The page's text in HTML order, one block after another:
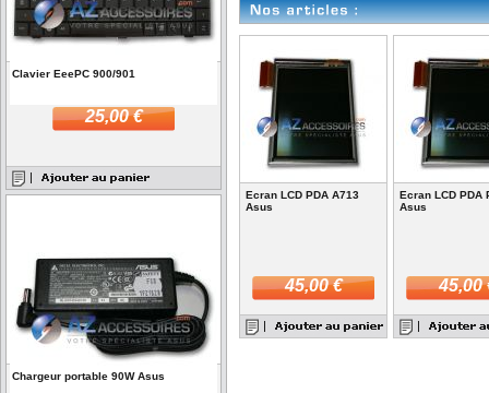
Clavier EeePC 900/901
25,00 €
Chargeur portable 90W Asus
Ecran LCD PDA A713
Asus
45,00 €
Ecran LCD PDA
Asus
45,00